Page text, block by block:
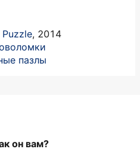
, 2014
пазлы
он вам?